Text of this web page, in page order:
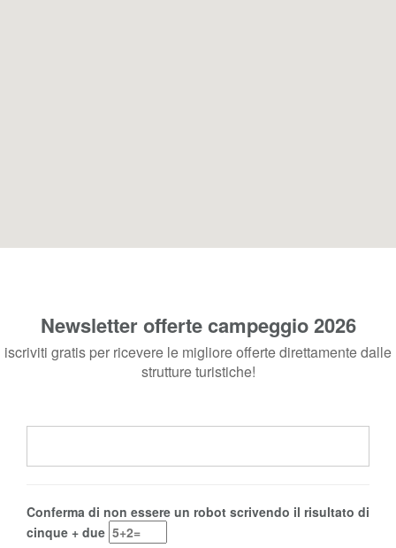
Newsletter offerte campeggio 2026
iscriviti gratis per ricevere le migliore offerte direttamente dalle
strutture turistiche!
Conferma di non essere un robot scrivendo il risultato di
cinque + due